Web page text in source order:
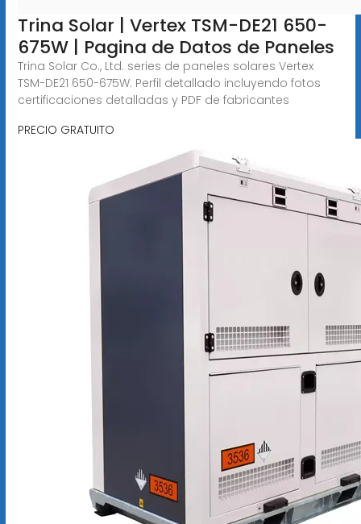
Trina Solar | Vertex TSM-DE21 650-
675W | Pagina de Datos de Paneles
Trina Solar Co., Ltd. series de paneles solares Vertex
TSM-DE21 650-675W. Perfil detallado incluyendo fotos
certificaciones detalladas y PDF de fabricantes
PRECIO GRATUITO